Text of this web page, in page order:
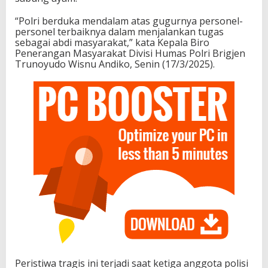
“Polri berduka mendalam atas gugurnya personel-
personel terbaiknya dalam menjalankan tugas
sebagai abdi masyarakat,” kata Kepala Biro
Penerangan Masyarakat Divisi Humas Polri Brigjen
Trunoyudo Wisnu Andiko, Senin (17/3/2025).
Peristiwa tragis ini terjadi saat ketiga anggota polisi